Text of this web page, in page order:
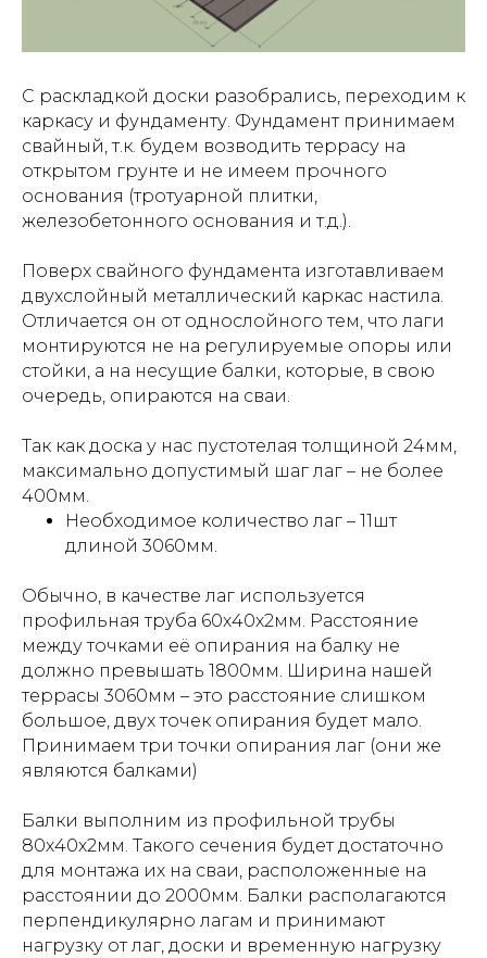
С раскладкой доски разобрались, переходим к
каркасу и фундаменту. Фундамент принимаем
свайный, т.к. будем возводить террасу на
открытом грунте и не имеем прочного
основания (тротуарной плитки,
железобетонного основания и т.д.).
Поверх свайного фундамента изготавливаем
двухслойный металлический каркас настила.
Отличается он от однослойного тем, что лаги
монтируются не на регулируемые опоры или
стойки, а на несущие балки, которые, в свою
очередь, опираются на сваи.
Так как доска у нас пустотелая толщиной 24мм,
максимально допустимый шаг лаг – не более
400мм.
Необходимое количество лаг – 11шт
длиной 3060мм.
Обычно, в качестве лаг используется
профильная труба 60х40х2мм. Расстояние
между точками её опирания на балку не
должно превышать 1800мм. Ширина нашей
террасы 3060мм – это расстояние слишком
большое, двух точек опирания будет мало.
Принимаем три точки опирания лаг (они же
являются балками)
Балки выполним из профильной трубы
80х40х2мм. Такого сечения будет достаточно
для монтажа их на сваи, расположенные на
расстоянии до 2000мм. Балки располагаются
перпендикулярно лагам и принимают
нагрузку от лаг, доски и временную нагрузку